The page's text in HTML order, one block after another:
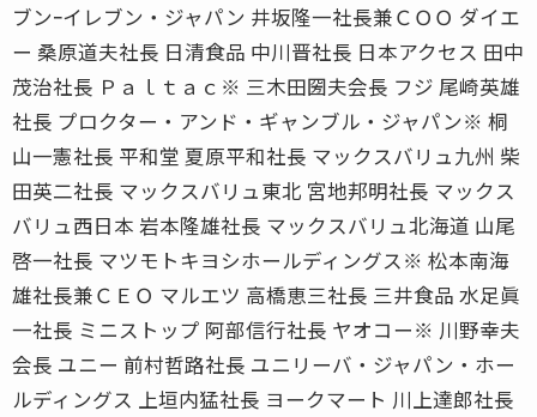
ブンｰイレブン・ジャパン 井坂隆一社長兼ＣＯＯ ダイエ
ー 桑原道夫社長 日清食品 中川晋社長 日本アクセス 田中
茂治社長 Ｐａｌｔａｃ※ 三木田圀夫会長 フジ 尾崎英雄
社長 プロクター・アンド・ギャンブル・ジャパン※ 桐
山一憲社長 平和堂 夏原平和社長 マックスバリュ九州 柴
田英二社長 マックスバリュ東北 宮地邦明社長 マックス
バリュ西日本 岩本隆雄社長 マックスバリュ北海道 山尾
啓一社長 マツモトキヨシホールディングス※ 松本南海
雄社長兼ＣＥＯ マルエツ 高橋恵三社長 三井食品 水足眞
一社長 ミニストップ 阿部信行社長 ヤオコー※ 川野幸夫
会長 ユニー 前村哲路社長 ユニリーバ・ジャパン・ホー
ルディングス 上垣内猛社長 ヨークマート 川上達郎社長